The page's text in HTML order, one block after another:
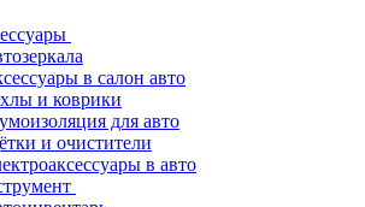
в салон авто
и коврики
для авто
и очистители
в авто